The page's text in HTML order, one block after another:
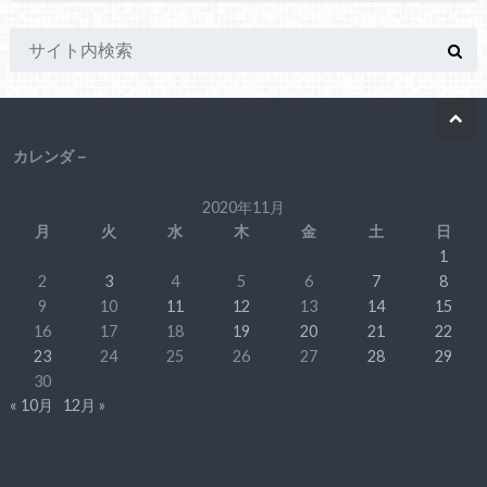
カレンダ－
2020年11月
月
火 水 木 金 土
日
1
2
3 4 5 6 7
8
9
10 11 12 13 14
15
16
17 18 19 20 21
22
23
24 25 26 27 28
29
30
« 10月
12月 »